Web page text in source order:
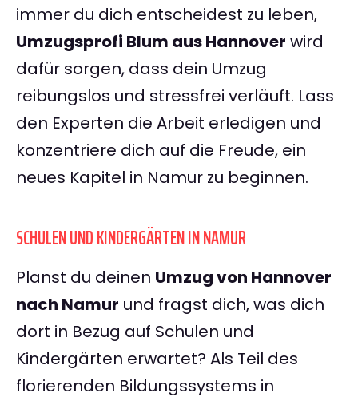
immer du dich entscheidest zu leben,
Umzugsprofi Blum aus Hannover wird
dafür sorgen, dass dein Umzug
reibungslos und stressfrei verläuft. Lass
den Experten die Arbeit erledigen und
konzentriere dich auf die Freude, ein
neues Kapitel in Namur zu beginnen.
SCHULEN UND KINDERGÄRTEN IN NAMUR
Planst du deinen Umzug von Hannover
nach Namur und fragst dich, was dich
dort in Bezug auf Schulen und
Kindergärten erwartet? Als Teil des
florierenden Bildungssystems in